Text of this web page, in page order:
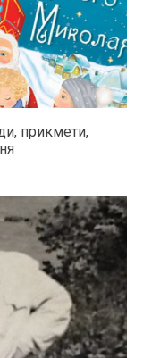
прикмети,